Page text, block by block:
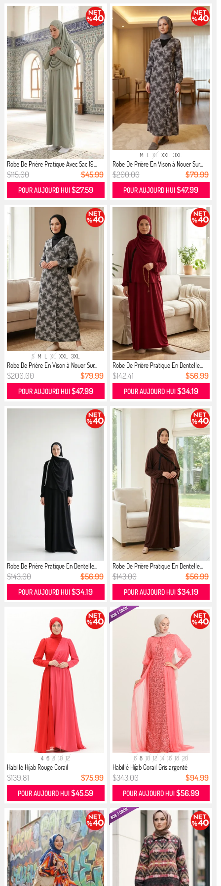
Robe De Prière Pratique Avec Sac 19...
$115.00 $45.99
POUR AUJOURD HUI $27.59
M L XL XXL 3XL
Robe De Prière En Vison à Nouer Sur...
$200.00 $79.99
POUR AUJOURD HUI$47.99
S M L XL XXL 3XL
Robe De Prière En Vison à Nouer Sur...
$200.00 $79.99
POUR AUJOURD HUI $47.99
Robe De Prière Pratique En Dentelle...
$142.41 $56.99
POUR AUJOURD HUI $34.19
Robe De Prière Pratique En Dentelle...
$143.00 $56.99
POUR AUJOURD HUI$34.19
Robe De Prière Pratique En Dentelle...
$143.00 $56.99
POUR AUJOURD HUI $34.19
4 6 8 10 12
Habillé Hijab Rouge Corail
$139.81 $75.99
POUR AUJOURD HUI$45.59
6 8 10 12 14 16 18 20
Habillé Hijab Corail Gris argenté
$343.00 $94.99
POUR AUJOURD HUI $56.99